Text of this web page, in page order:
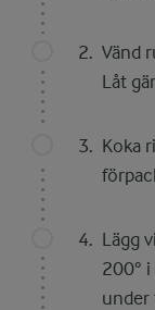
Vänd
Låt
Koka
Lägg
200°
under